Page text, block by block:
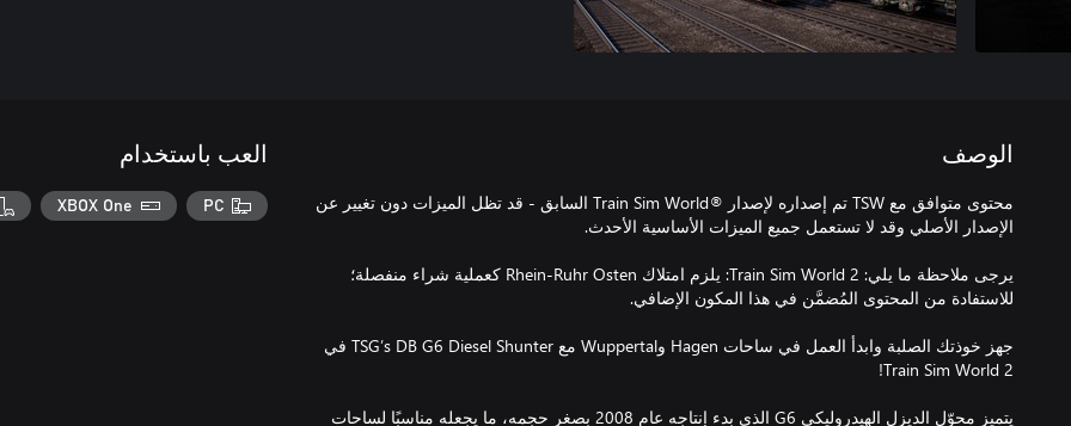
الوصف
محتوى متوافق مع TSW تم إصداره لإصدار ®Train Sim World السابق - قد تظل الميزات دون تغيير عن
يرجى ملاحظة ما يلي: Train Sim World 2: يلزم امتلاك Rhein-Ruhr Osten كعملية شراء منفصلة؛
جهز خوذتك الصلبة وابدأ العمل في ساحات Hagen وWuppertal مع TSG’s DB G6 Diesel Shunter في
يتميز محوّل الديزل الهيدروليكي G6 الذي بدء إنتاجه عام 2008 بصغر حجمه، ما يجعله مناسبًا لساحات
العب باستخدام
PC
XBOX One